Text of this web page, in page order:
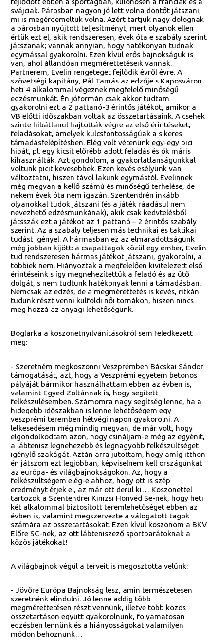
svájciak. Párosban nagyon jó lett volna döntőt játszani,
mi is megérdemeltük volna. Azért tartjuk nagy dolognak
a párosban nyújtott teljesítményt, mert olyanok ellen
értük ezt el, akik rendszeresen, évek óta e szabály szerint
játszanak; vannak annyian, hogy hatékonyan tudnak
egymással gyakorolni. Ezen kívül erős bajnokságuk is
van, ahol állandóan megmérettetéseik vannak.
Partnerem, Evelin rengeteget fejlődik évről évre. A
szövetségi kapitány, Pál Tamás az edzője s Kaposváron
heti 4 alkalommal végeznek megfelelő minőségű
edzésmunkát. Én jóformán csak akkor tudtam
gyakorolni ezt a 2 pattanó-3 érintős játékot, amikor a
VB előtti időszakban voltak az összetartásaink. A csehek
szinte hibátlanul hajtották végre az első érintéseket,
feladásokat, amelyek kulcsfontosságúak a sikeres
támadásfelépítésben. Elég volt vétenünk egy-egy pici
hibát, pl. egy kicsit előrébb adott feladás és ők máris
kihasználták. Azt gondolom, a gyakorlatlanságunkkal
voltunk picit kevesebbek. Ezen kevés esélyünk van
változtatni, hiszen távol lakunk egymástól. Evelinnek
még megvan a kellő számú és minőségű terhelése, de
nekem évek óta nem igazán. Szentendrén inkább
olyanokkal tudok játszani (és a játék ráadásul nem
nevezhető edzésmunkának), akik csak kedvtelésből
játsszák ezt a játékot az 1 pattanó – 2 érintős szabály
szerint. Az a szabály teljesen más technikai és taktikai
tudást igényel. A hármasban ez az elmaradottságunk
még jobban kijött: a csapattagok közül egy ember, Evelin
tud rendszeresen hármas játékot játszani, gyakorolni, a
többiek nem. Hiányoztak a megfelelően kivitelezett első
érintéseink s így megnehezítettük a feladó és az ütő
dolgát, s nem tudtunk hatékonyak lenni a támadásban.
Nemcsak az edzés, de a megmérettetés is kevés, ritkán
tudunk részt venni külföldi női tornákon, hiszen nincs
meg hozzá az anyagi lehetőségünk.
Boglárka a köszönetnyilvánításokról sem feledkezett
meg:
- Szeretném megköszönni Veszprémben Bácskai Sándor
támogatását, azt, hogy a Veszprémi egyetem betonos
pályáját bármikor használhattam ebben az évben is,
valamint Egyed Zoltánnak is, hogy segített
felkészülésemben. Számomra nagy segítség lenne, ha a
hidegebb időszakban is lenne lehetőségem egy
veszprémi teremben hétvégi napon gyakorolni. A
lelkesedésem még mindig megvan, de már volt, hogy
elgondolkodtam azon, hogy csináljam-e még az egyénit,
a lábtenisz legnehezebb és legnagyobb felkészültséget
igénylő szakágát. Aztán arra jutottam, hogy amíg itthon
én játszom ezt legjobban, képviselnem kell országunkat
az európa- és világbajnokságokon. Az, hogy a
felkészültségem elég-e ahhoz, hogy ott is szép
eredményt érjek el, az már ott derül ki… Köszönettel
tartozok a Szentendrei Kinizsi Honvéd Se-nek, hogy heti
két alkalommal biztosított teremlehetőséget ebben az
évben is, valamint megszervezte a válogatott tagok
számára az összetartásokat. Ezen kívül köszönöm a BKV
Előre SC-nek, az ott lábteniszező sportbarátoknak a
közös játékokat!
A világbajnok végül a terveit is megosztotta velünk:
- Jövőre Európa Bajnokság lesz, amin természetesen
szeretnénk elindulni. Jó lenne addig több
megmérettetésen részt vennünk, illetve több közös
összetartáson együtt gyakorolnunk, folyamatosan
edzésben lennünk és a hiányosságokat valamilyen
módon behoznunk…